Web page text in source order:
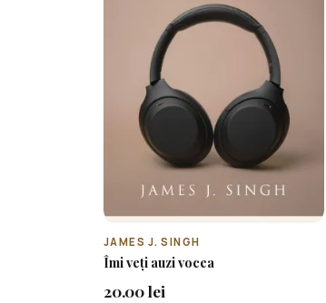
JAMES J. SINGH
Îmi veți auzi vocea
20.00 lei